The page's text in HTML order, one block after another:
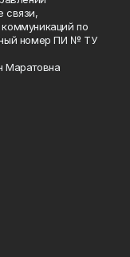
связи,
по
номер ПИ № ТУ
Маратовна